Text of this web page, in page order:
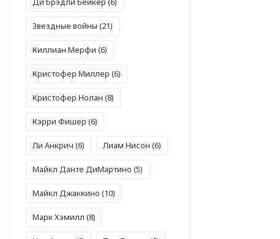
Звездные войны (21)
Киллиан Мерфи (6)
Кристофер Миллер (6)
Кристофер Нолан (8)
Кэрри Фишер (6)
Ли Анкрич (6) Лиам Нисон (6)
Майкл Данте ДиМартино (5)
Майкл Джаккино (10)
Марк Хэмилл (8)